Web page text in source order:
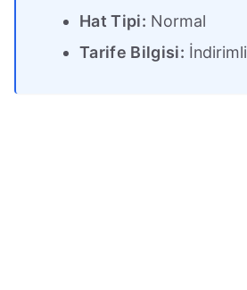
Hat Tipi: Normal
Tarife Bilgisi: İndirimli